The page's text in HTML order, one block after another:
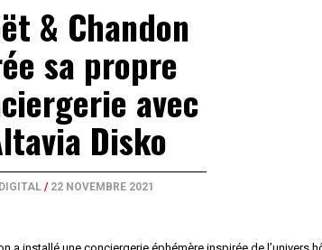
& Chandon
sa propre
avec
Disko
DIGITAL/ 22 NOVEMBRE 2021